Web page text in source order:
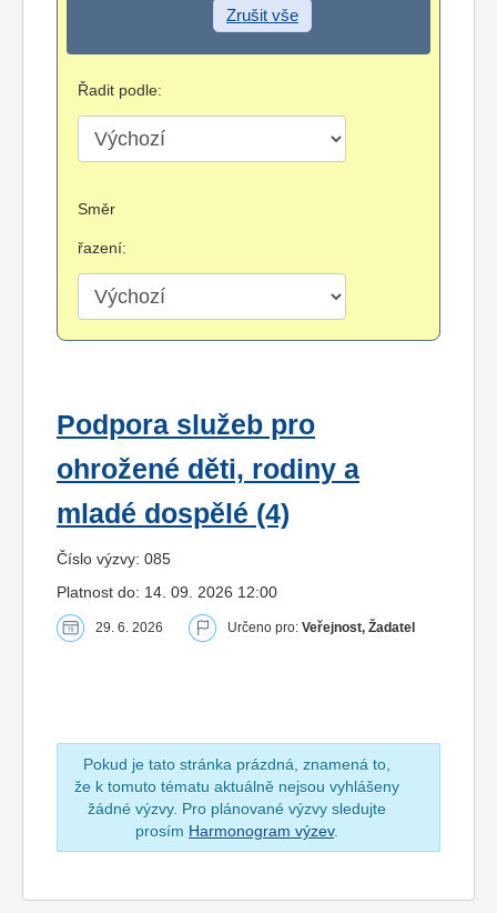
Zrušit vše
Řadit podle:
Směr
řazení:
Podpora služeb pro
ohrožené děti, rodiny a
mladé dospělé (4)
Číslo výzvy: 085
Platnost do: 14. 09. 2026 12:00
29. 6. 2026 Určeno pro: Veřejnost, Žadatel
Pokud je tato stránka prázdná, znamená to,
že k tomuto tématu aktuálně nejsou vyhlášeny
žádné výzvy. Pro plánované výzvy sledujte
prosím Harmonogram výzev.